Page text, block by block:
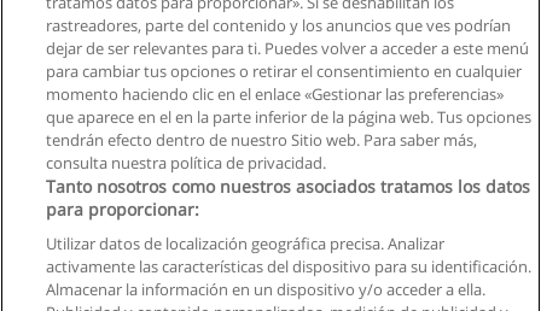
Carrera de Psicología Clínica
Universidad Nacional del Chimborazo
Solicita información
Privacidad de datos
rastreadores, parte del contenido y los anuncios que ves podrían
dejar de ser relevantes para ti. Puedes volver a acceder a este menú
para cambiar tus opciones o retirar el consentimiento en cualquier
momento haciendo clic en el enlace «Gestionar las preferencias»
que aparece en el en la parte inferior de la página web. Tus opciones
tendrán efecto dentro de nuestro Sitio web. Para saber más,
consulta nuestra política de privacidad.
Tanto nosotros como nuestros asociados tratamos los datos
para proporcionar:
Utilizar datos de localización geográfica precisa. Analizar
activamente las características del dispositivo para su identificación.
Almacenar la información en un dispositivo y/o acceder a ella.